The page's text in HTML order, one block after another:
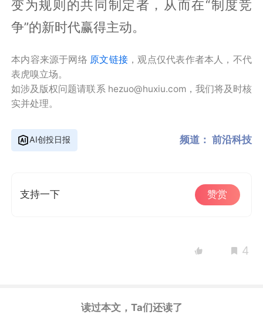
变为规则的共同制定者，从而在“制度竞
争”的新时代赢得主动。
本内容来源于网络 原文链接 ，观点仅代表作者本人，不代
表虎嗅立场。
如涉及版权问题请联系 hezuo@huxiu.com，我们将及时核
实并处理。
AI创投日报 频道： 前沿科技
支持一下 赞赏
4
读过本文，Ta们还读了